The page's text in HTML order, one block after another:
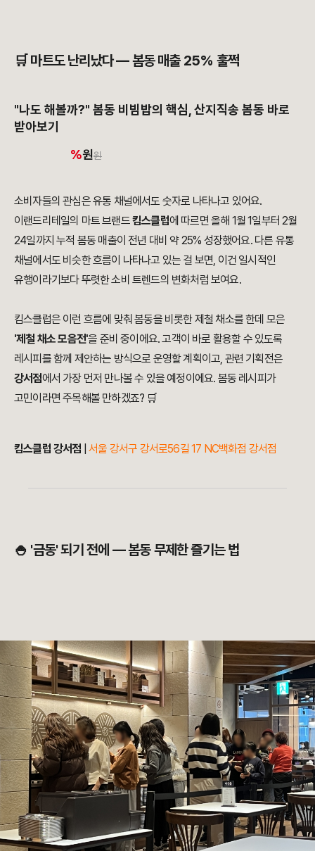
🛒 마트도 난리났다 — 봄동 매출 25% 훌쩍
"나도 해볼까?" 봄동 비빔밥의 핵심, 산지직송 봄동 바로
받아보기
%원원
소비자들의 관심은 유통 채널에서도 숫자로 나타나고 있어요.
이랜드리테일의 마트 브랜드킴스클럽에 따르면 올해 1월 1일부터 2월
24일까지 누적 봄동 매출이 전년 대비 약 25% 성장했어요. 다른 유통
채널에서도 비슷한 흐름이 나타나고 있는 걸 보면, 이건 일시적인
유행이라기보다 뚜렷한 소비 트렌드의 변화처럼 보여요.
킴스클럽은 이런 흐름에 맞춰 봄동을 비롯한 제철 채소를 한데 모은
'제철 채소 모음전'을 준비 중이에요. 고객이 바로 활용할 수 있도록
레시피를 함께 제안하는 방식으로 운영할 계획이고, 관련 기획전은
강서점에서 가장 먼저 만나볼 수 있을 예정이에요. 봄동 레시피가
고민이라면 주목해볼 만하겠죠? 🛒
킴스클럽 강서점 |서울 강서구 강서로56길 17 NC백화점 강서점
🍚 '금동' 되기 전에 — 봄동 무제한 즐기는 법